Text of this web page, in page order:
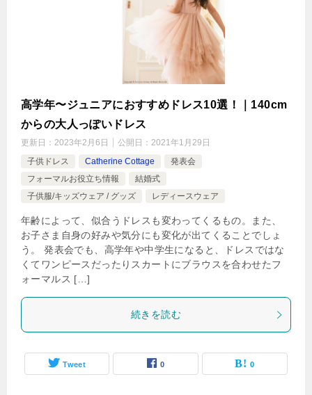
高学年〜ジュニアにおすすめドレス10選！｜140cm
からの大人っぽいドレス
更新日： 2023年2月6日 公開日： 2021年1月29日
子供ドレス
Catherine Cottage
発表会
フォーマルお役立ち情報
結婚式
子供服/キッズウェア / グッズ
レディースウェア
年齢によって、似合うドレスも変わってくるもの。また、
お子さま自身の好みや気分にも変化が出てくることでしょ
う。 発表会でも、高学年や中学生になると、ドレスではな
くてワンピースだったりスカートにブラウスを合わせたフ
ォーマルス […]
続きを読む
Tweet 0 0